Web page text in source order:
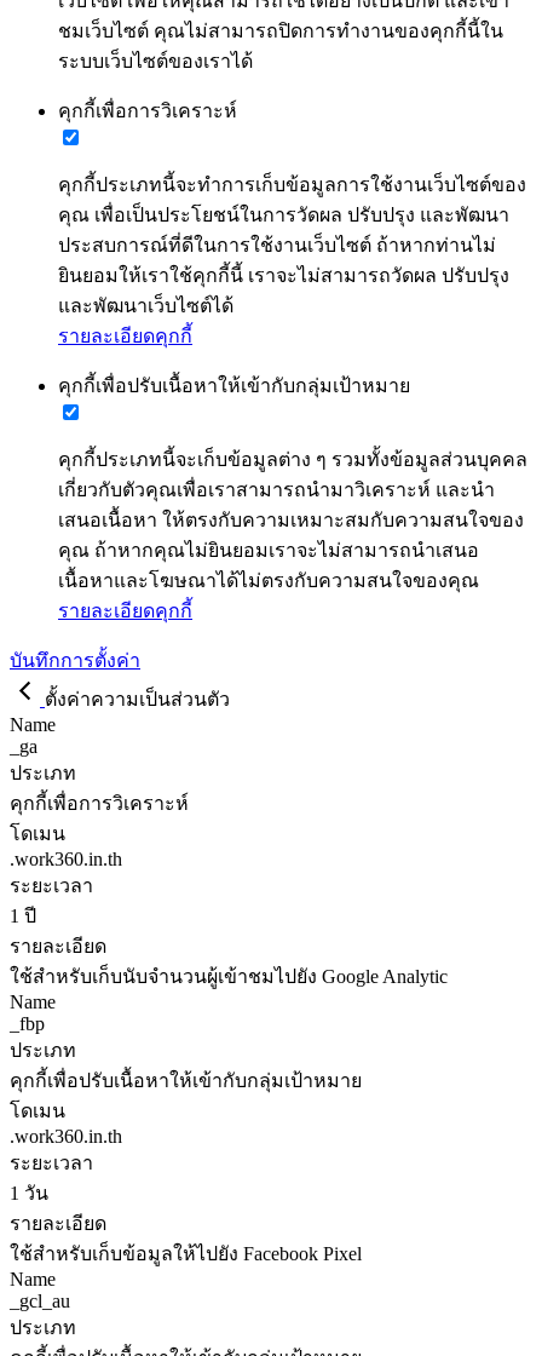
ชมเว็บไซต์ คุณไม่สามารถปิดการทำงานของคุกกี้นี้ใน
ระบบเว็บไซต์ของเราได้
คุกกี้เพื่อการวิเคราะห์
คุกกี้ประเภทนี้จะทำการเก็บข้อมูลการใช้งานเว็บไซต์ของ
คุณ เพื่อเป็นประโยชน์ในการวัดผล ปรับปรุง และพัฒนา
ประสบการณ์ที่ดีในการใช้งานเว็บไซต์ ถ้าหากท่านไม่
ยินยอมให้เราใช้คุกกี้นี้ เราจะไม่สามารถวัดผล ปรับปรุง
และพัฒนาเว็บไซต์ได้
รายละเอียดคุกกี้
คุกกี้เพื่อปรับเนื้อหาให้เข้ากับกลุ่มเป้าหมาย
คุกกี้ประเภทนี้จะเก็บข้อมูลต่าง ๆ รวมทั้งข้อมูลส่วนบุคคล
เกี่ยวกับตัวคุณเพื่อเราสามารถนำมาวิเคราะห์ และนำ
เสนอเนื้อหา ให้ตรงกับความเหมาะสมกับความสนใจของ
คุณ ถ้าหากคุณไม่ยินยอมเราจะไม่สามารถนำเสนอ
เนื้อหาและโฆษณาได้ไม่ตรงกับความสนใจของคุณ
รายละเอียดคุกกี้
บันทึกการตั้งค่า
ตั้งค่าความเป็นส่วนตัว
Name
_ga
ประเภท
คุกกี้เพื่อการวิเคราะห์
โดเมน
.work360.in.th
ระยะเวลา
1 ปี
รายละเอียด
ใช้สำหรับเก็บนับจำนวนผู้เข้าชมไปยัง Google Analytic
Name
_fbp
ประเภท
คุกกี้เพื่อปรับเนื้อหาให้เข้ากับกลุ่มเป้าหมาย
โดเมน
.work360.in.th
ระยะเวลา
1 วัน
รายละเอียด
ใช้สำหรับเก็บข้อมูลให้ไปยัง Facebook Pixel
Name
_gcl_au
ประเภท